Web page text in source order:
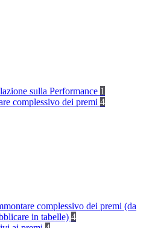
sulla Performance 1
complessivo dei premi 4
complessivo dei premi (da
in tabelle) 4